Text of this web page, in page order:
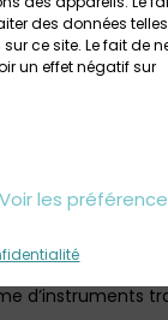
des données telles
ce site. Le fait de
un effet négatif sur
Voir les
11h
Dans cette
de
d’oiseaux
remet à tout ce
d’instruments